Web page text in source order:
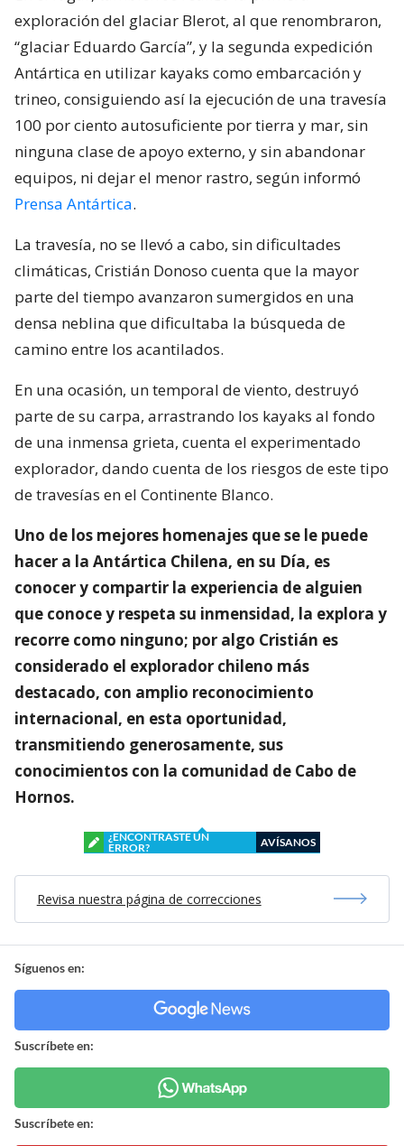
exploración del glaciar Blerot, al que renombraron,
“glaciar Eduardo García”, y la segunda expedición
Antártica en utilizar kayaks como embarcación y
trineo, consiguiendo así la ejecución de una travesía
100 por ciento autosuficiente por tierra y mar, sin
ninguna clase de apoyo externo, y sin abandonar
equipos, ni dejar el menor rastro, según informó
Prensa Antártica.
La travesía, no se llevó a cabo, sin dificultades
climáticas, Cristián Donoso cuenta que la mayor
parte del tiempo avanzaron sumergidos en una
densa neblina que dificultaba la búsqueda de
camino entre los acantilados.
En una ocasión, un temporal de viento, destruyó
parte de su carpa, arrastrando los kayaks al fondo
de una inmensa grieta, cuenta el experimentado
explorador, dando cuenta de los riesgos de este tipo
de travesías en el Continente Blanco.
Uno de los mejores homenajes que se le puede
hacer a la Antártica Chilena, en su Día, es
conocer y compartir la experiencia de alguien
que conoce y respeta su inmensidad, la explora y
recorre como ninguno; por algo Cristián es
considerado el explorador chileno más
destacado, con amplio reconocimiento
internacional, en esta oportunidad,
transmitiendo generosamente, sus
conocimientos con la comunidad de Cabo de
Hornos.
¿ENCONTRASTE UN
ERROR?
AVÍSANOS
Revisa nuestra página de correcciones
Síguenos en:
Suscríbete en:
Suscríbete en: